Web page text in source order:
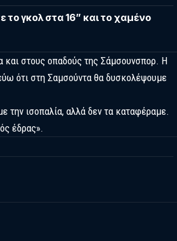
γκολ στα 16” και το χαμένο
στους οπαδούς της Σάμσουνσπορ. Η
ότι στη Σαμσούντα θα δυσκολέψουμε
την ισοπαλία, αλλά δεν τα καταφέραμε.
έδρας».